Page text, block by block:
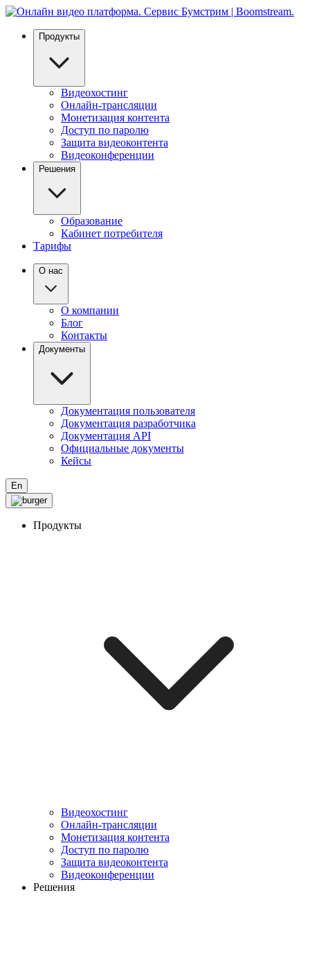
Продукты
Видеохостинг
Онлайн-трансляции
Монетизация контента
Доступ по паролю
Защита видеоконтента
Видеоконференции
Решения
Образование
Кабинет потребителя
Тарифы
О нас
О компании
Блог
Контакты
Документы
Документация пользователя
Документация разработчика
Документация API
Официальные документы
Кейсы
En
Продукты
Видеохостинг
Онлайн-трансляции
Монетизация контента
Доступ по паролю
Защита видеоконтента
Видеоконференции
Решения